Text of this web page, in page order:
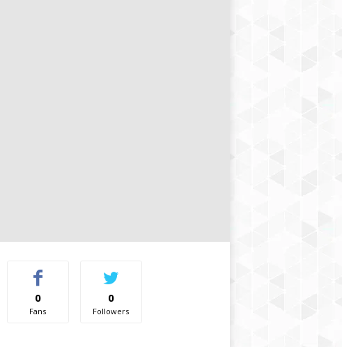
0
Fans
0
Followers